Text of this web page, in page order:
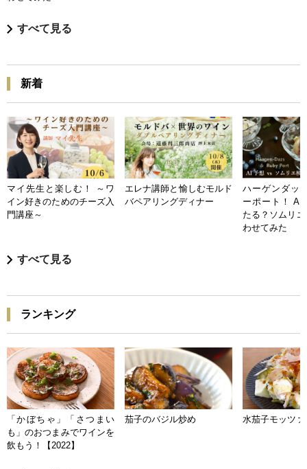
すべて見る
新着
マイ先生と楽しむ！ ～ワ
イン好きのためのチーズ入
門講座～
エレナ講師と愉しむモルド
バペアリングディナー
ハーゲンダッ
ーポート！ AI
たる？ソムリ
わせてみた
すべて見る
ランキング
「かぼちゃ」「さつまい
も」のおつまみでワインを
飲もう！【2022】
茄子のバジル炒め 水茄子モッツァ